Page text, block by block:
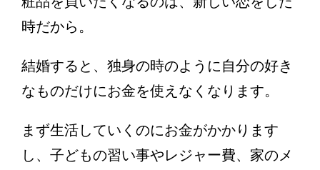
時だから。
結婚すると、独身の時のように自分の好き
なものだけにお金を使えなくなります。
まず生活していくのにお金がかかります
し、子どもの習い事やレジャー費、家のメ